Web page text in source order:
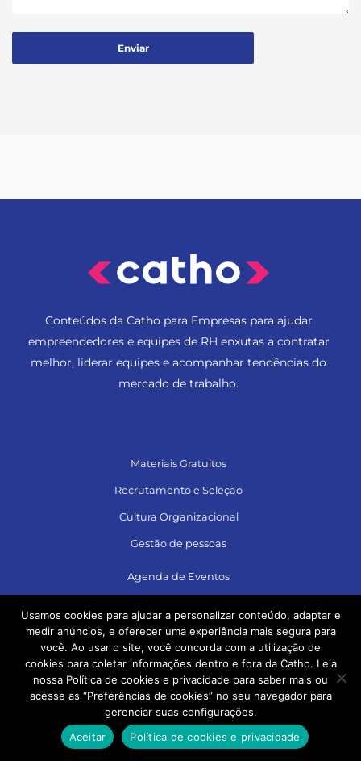
Conteúdos da Catho para Empresas para ajudar
empreendedores e equipes de RH enxutas a contratar
melhor, liderar equipes e acompanhar tendências do
mercado de trabalho.
Materiais Gratuitos
Recrutamento e Seleção
Cultura Organizacional
Gestão de pessoas
Agenda de Eventos
Siga no LinkedIn e acesse muito conteúdo!
Usamos cookies para ajudar a personalizar conteúdo, adaptar e
medir anúncios, e oferecer uma experiência mais segura para
você. Ao usar o site, você concorda com a utilização de
cookies para coletar informações dentro e fora da Catho. Leia
nossa Política de cookies e privacidade para saber mais ou
acesse as “Preferências de cookies” no seu navegador para
gerenciar suas configurações.
Aceitar
Política de cookies e privacidade